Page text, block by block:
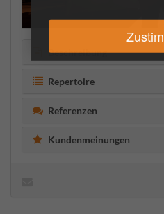
Beschreibung
Repertoire
Referenzen
Kundenmeinungen